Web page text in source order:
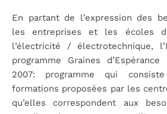
En partant de l’expression des
les entreprises et les écoles
l’électricité / électrotechnique,
programme Graines
2007: programme qui
formations proposées par les
qu’elles correspondent aux